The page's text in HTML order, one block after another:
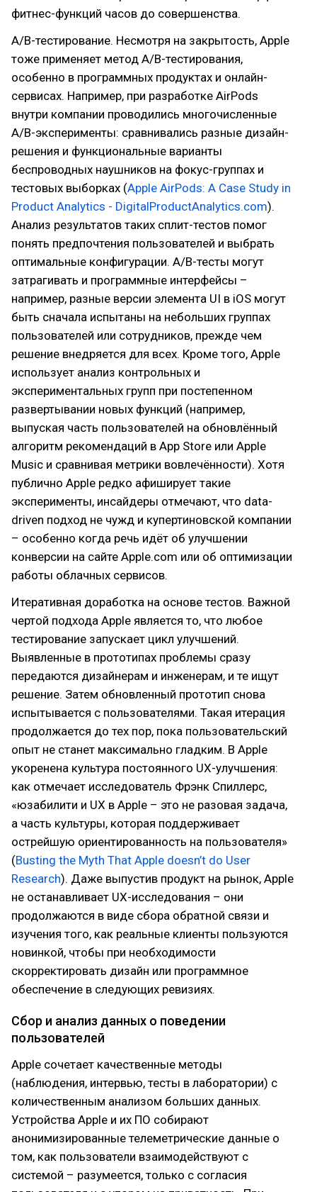
фитнес-функций часов до совершенства.
A/B-тестирование. Несмотря на закрытость, Apple
тоже применяет метод A/B-тестирования,
особенно в программных продуктах и онлайн-
сервисах. Например, при разработке AirPods
внутри компании проводились многочисленные
A/B-эксперименты: сравнивались разные дизайн-
решения и функциональные варианты
беспроводных наушников на фокус-группах и
тестовых выборках (Apple AirPods: A Case Study in
Product Analytics - DigitalProductAnalytics.com).
Анализ результатов таких сплит-тестов помог
понять предпочтения пользователей и выбрать
оптимальные конфигурации. A/B-тесты могут
затрагивать и программные интерфейсы –
например, разные версии элемента UI в iOS могут
быть сначала испытаны на небольших группах
пользователей или сотрудников, прежде чем
решение внедряется для всех. Кроме того, Apple
использует анализ контрольных и
экспериментальных групп при постепенном
развертывании новых функций (например,
выпуская часть пользователей на обновлённый
алгоритм рекомендаций в App Store или Apple
Music и сравнивая метрики вовлечённости). Хотя
публично Apple редко афиширует такие
эксперименты, инсайдеры отмечают, что data-
driven подход не чужд и купертиновской компании
– особенно когда речь идёт об улучшении
конверсии на сайте Apple.com или об оптимизации
работы облачных сервисов.
Итеративная доработка на основе тестов. Важной
чертой подхода Apple является то, что любое
тестирование запускает цикл улучшений.
Выявленные в прототипах проблемы сразу
передаются дизайнерам и инженерам, и те ищут
решение. Затем обновленный прототип снова
испытывается с пользователями. Такая итерация
продолжается до тех пор, пока пользовательский
опыт не станет максимально гладким. В Apple
укоренена культура постоянного UX-улучшения:
как отмечает исследователь Фрэнк Спиллерс,
«юзабилити и UX в Apple – это не разовая задача,
а часть культуры, которая поддерживает
острейшую ориентированность на пользователя»
(Busting the Myth That Apple doesn’t do User
Research). Даже выпустив продукт на рынок, Apple
не останавливает UX-исследования – они
продолжаются в виде сбора обратной связи и
изучения того, как реальные клиенты пользуются
новинкой, чтобы при необходимости
скорректировать дизайн или программное
обеспечение в следующих ревизиях.
Сбор и анализ данных о поведении
пользователей
Apple сочетает качественные методы
(наблюдения, интервью, тесты в лаборатории) с
количественным анализом больших данных.
Устройства Apple и их ПО собирают
анонимизированные телеметрические данные о
том, как пользователи взаимодействуют с
системой – разумеется, только с согласия